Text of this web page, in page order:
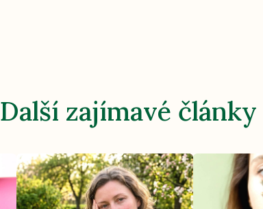
Další zajímavé